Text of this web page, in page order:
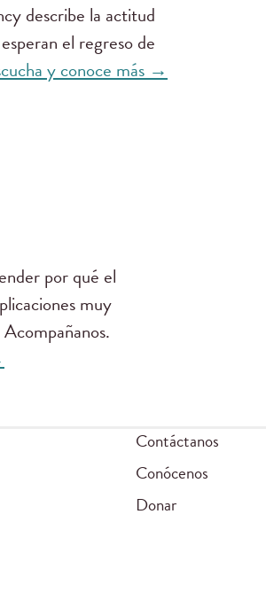
describe la actitud
el regreso de
y conoce más →
por qué el
muy
Contáctanos
Conócenos
Donar